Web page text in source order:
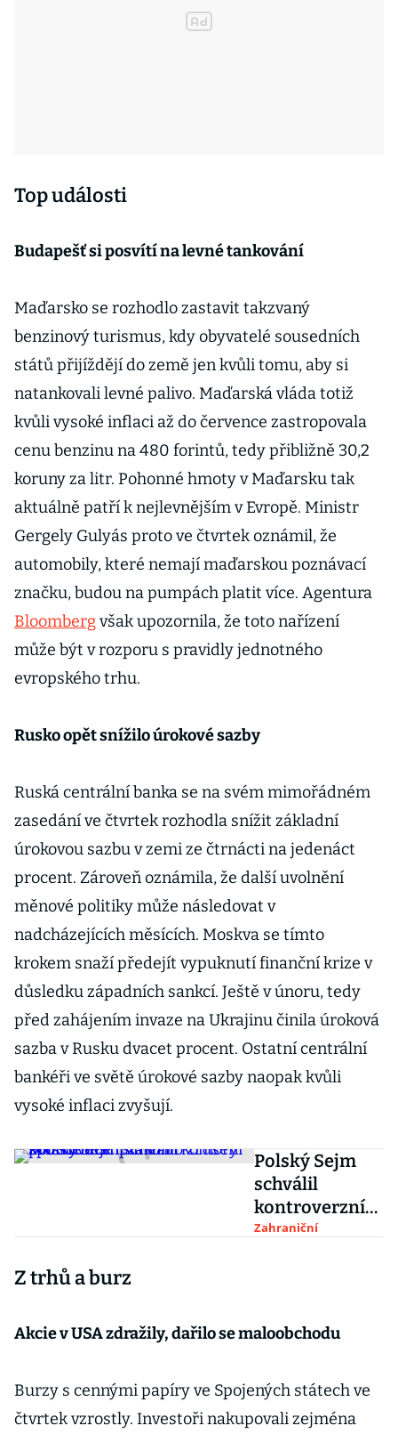
Top události
Budapešť si posvítí na levné tankování
Maďarsko se rozhodlo zastavit takzvaný
benzinový turismus, kdy obyvatelé sousedních
států přijíždějí do země jen kvůli tomu, aby si
natankovali levné palivo. Maďarská vláda totiž
kvůli vysoké inflaci až do července zastropovala
cenu benzinu na 480 forintů, tedy přibližně 30,2
koruny za litr. Pohonné hmoty v Maďarsku tak
aktuálně patří k nejlevnějším v Evropě. Ministr
Gergely Gulyás proto ve čtvrtek oznámil, že
automobily, které nemají maďarskou poznávací
značku, budou na pumpách platit více. Agentura
Bloombergvšak upozornila, že toto nařízení
může být v rozporu s pravidly jednotného
evropského trhu.
Rusko opět snížilo úrokové sazby
Ruská centrální banka se na svém mimořádném
zasedání ve čtvrtek rozhodla snížit základní
úrokovou sazbu v zemi ze čtrnácti na jedenáct
procent. Zároveň oznámila, že další uvolnění
měnové politiky může následovat v
nadcházejících měsících. Moskva se tímto
krokem snaží předejít vypuknutí finanční krize v
důsledku západních sankcí. Ještě v únoru, tedy
před zahájením invaze na Ukrajinu činila úroková
sazba v Rusku dvacet procent. Ostatní centrální
bankéři ve světě úrokové sazby naopak kvůli
vysoké inflaci zvyšují.
Polský Sejm
schválil
kontroverzní
zákon o
soudce
Zahraniční
Z trhů a burz
Akcie v USA zdražily, dařilo se maloobchodu
Burzy s cennými papíry ve Spojených státech ve
čtvrtek vzrostly. Investoři nakupovali zejména